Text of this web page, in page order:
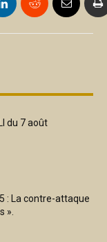
du 7 août
: La contre-attaque
».